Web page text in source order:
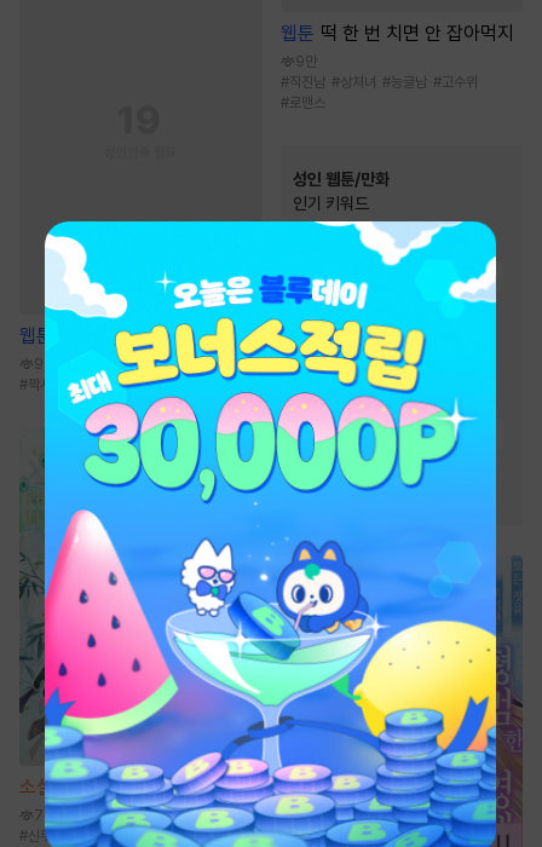
웹툰 원 플러스 투
95.7만
#짝사랑 #연상수 #강수 #현대물 다정공
소설 선협에서 상태창 개발하기
7만
#신무협 #선협물 먼치킨 #성장물
웹툰 떡 한 번 치면 안 잡아먹지
9만
#직진남 #상처녀 #능글남 #고수위
#로맨스
성인 웹툰/만화
인기 키워드
연애/결혼 #여성인기
#원나잇
다정남
#
계약관계
#삼각관계 #
후방주의
#모럴리스 #짝사랑
# 직진남 #유혹 #동거
# 능욕 # 오피스물
고수위
#하드코어 #스테디셀러
#능글남